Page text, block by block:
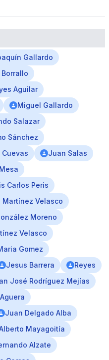
Gallardo
Aguilar
Miguel Gallardo
Salazar
Sánchez
Juan Salas
Carlos Peris
Martínez Velasco
Moreno
Velasco
Gomez
Jesus Barrera
Reyes
José Rodríguez Mejías
Juan Delgado Alba
Mayagoitía
Alzate